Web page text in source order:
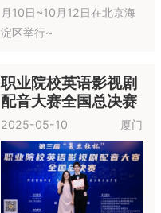
月10日~10月12日在北京海
淀区举行~
职业院校英语影视剧
配音大赛全国总决赛
2025-05-10 厦门